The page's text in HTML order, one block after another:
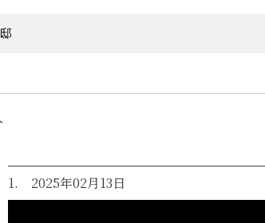
1. 2025年02月13日